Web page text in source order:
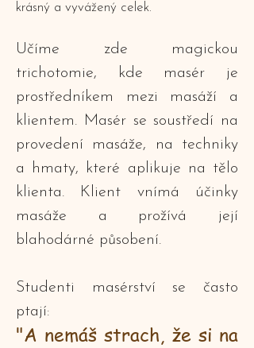
krásný a vyvážený celek.
Učíme zde magickou
trichotomie, kde masér je
prostředníkem mezi masáží a
klientem. Masér se soustředí na
provedení masáže, na techniky
a hmaty, které aplikuje na tělo
klienta. Klient vnímá účinky
masáže a prožívá její
blahodárné působení.
Studenti masérství se často
ptají:
"A nemáš strach, že si na